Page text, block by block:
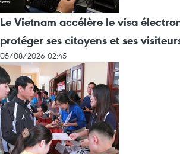
Le Vietnam accélère le visa
protéger ses citoyens et ses
05/08/2026 02:45